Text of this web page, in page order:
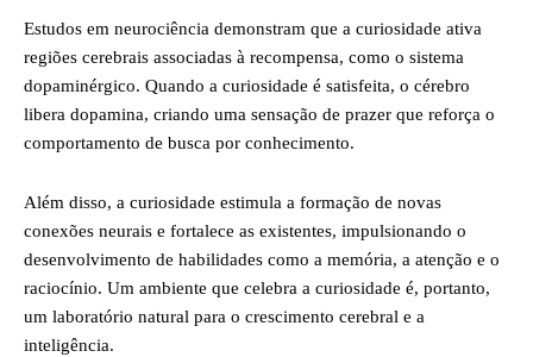
Estudos em neurociência demonstram que a curiosidade ativa
regiões cerebrais associadas à recompensa, como o sistema
dopaminérgico. Quando a curiosidade é satisfeita, o cérebro
libera dopamina, criando uma sensação de prazer que reforça o
comportamento de busca por conhecimento.
Além disso, a curiosidade estimula a formação de novas
conexões neurais e fortalece as existentes, impulsionando o
desenvolvimento de habilidades como a memória, a atenção e o
raciocínio. Um ambiente que celebra a curiosidade é, portanto,
um laboratório natural para o crescimento cerebral e a
inteligência.